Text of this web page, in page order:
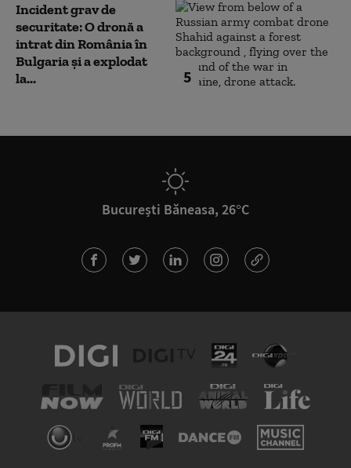
5
Incident grav de
securitate: O dronă a
intrat din România în
Bulgaria şi a explodat
la...
București Băneasa, 26°C